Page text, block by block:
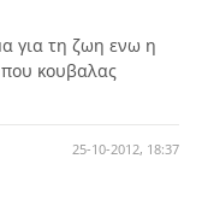
για τη ζωη ενω η
που κουβαλας
25-10-2012, 18:37